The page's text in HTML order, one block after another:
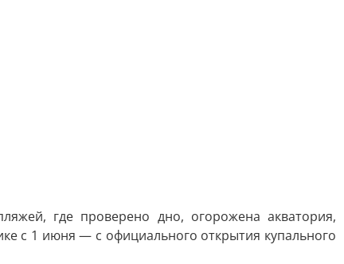
где проверено дно, огорожена акватория,
с 1 июня — с официального открытия купального